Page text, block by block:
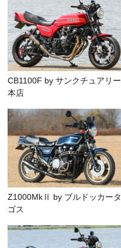
CB1100F by サンクチュアリー
本店
Z1000MkⅡ by ブルドッカータ
ゴス